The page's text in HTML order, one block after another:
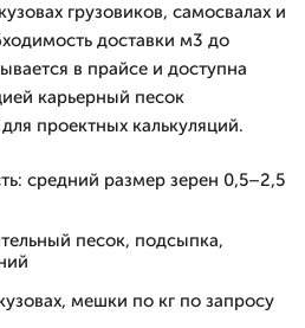
грузовиков, самосвалах и
доставки м3 до
в прайсе и доступна
карьерный песок
проектных калькуляций.
средний размер зерен 0,5–2,5
песок, подсыпка,
мешки по кг по запросу